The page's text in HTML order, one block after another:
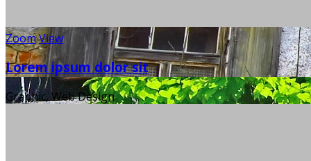
ZoomView
Lorem ipsum dolor sit
Graphic, Web Design